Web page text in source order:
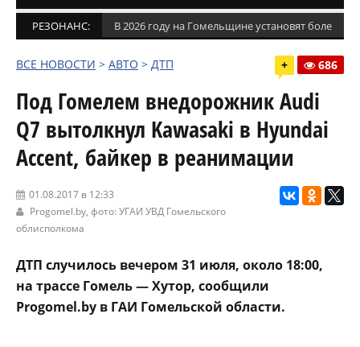
РЕЗОНАНС: В 2026 году на Гомельщине установят более
ВСЕ НОВОСТИ > АВТО > ДТП + 686
Под Гомелем внедорожник Audi
Q7 вытолкнул Kawasaki в Hyundai
Accent, байкер в реанимации
01.08.2017 в 12:33
Progomel.by, фото: УГАИ УВД Гомельского
облисполкома
ДТП случилось вечером 31 июля, около 18:00,
на трассе Гомель — Хутор, сообщили
Progomel.by в ГАИ Гомельской области.